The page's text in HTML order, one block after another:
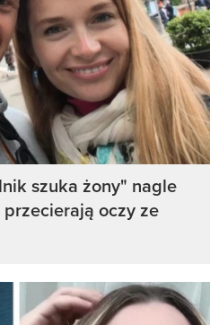
szuka żony" nagle
przecierają oczy ze